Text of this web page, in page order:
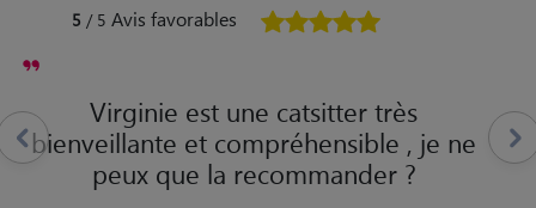
5 / 5 Avis favorables
Virginie est une catsitter très
bienveillante et compréhensible , je ne
peux que la recommander ?